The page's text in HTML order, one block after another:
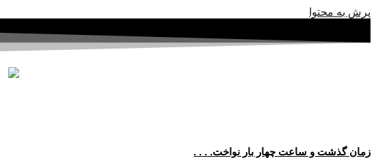
پرش به محتوا
زمان گذشت و ساعت چهار بار نواخت. . . .